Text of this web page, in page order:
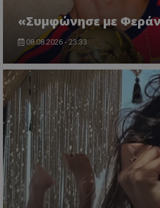
«Συμφώνησε με
08.08.2026 - 23:33